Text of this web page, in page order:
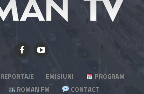
REPORTAJE EMISIUNI
PROGRAM
ROMAN FM CONTACT